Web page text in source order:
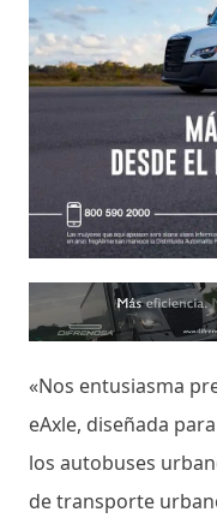
«Nos entusiasma
eAxle, diseñada
los autobuses
de transporte